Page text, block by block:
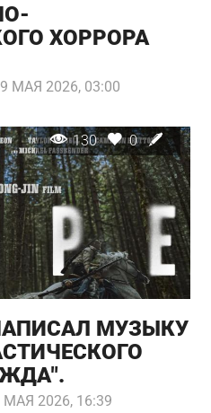
ХОРРОРА
МАЯ 2026, 03:00
130 0
МУЗЫКУ
МАЯ 2026, 16:39